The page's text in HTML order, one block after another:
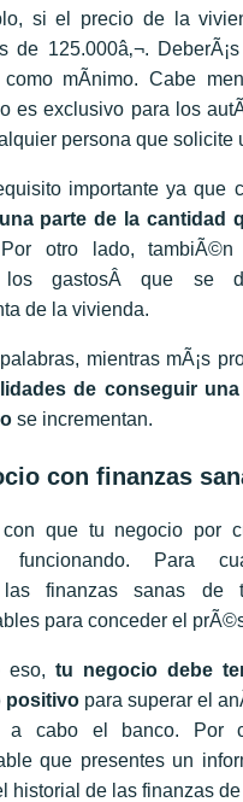
si el precio de la
de 125.000â‚¬.
como mÃ­nimo. Cabe
es exclusivo para los
persona que solicite
importante ya que
parte de la cantidad
otro lado,
los gastosÂ que se
de la vivienda.
mientras mÃ¡s
de conseguir
se incrementan.
con finanzas
que tu negocio por
funcionando. Para
las finanzas sanas de
para conceder el
eso, tu negocio debe
positivo para superar el
a cabo el banco. Por
que presentes un
historial de las finanzas